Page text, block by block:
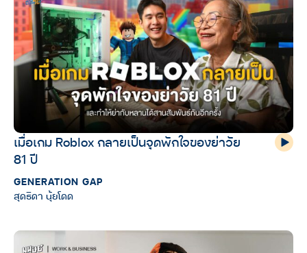
เมื่อเกม Roblox กลายเป็นจุดพักใจของย่าวัย
81 ปี
GENERATION GAP
สุดธิดา นุ้ยโดด